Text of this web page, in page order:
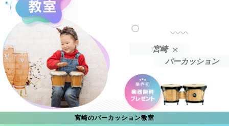
宮崎
パーカッション
宮崎のパーカッション教室